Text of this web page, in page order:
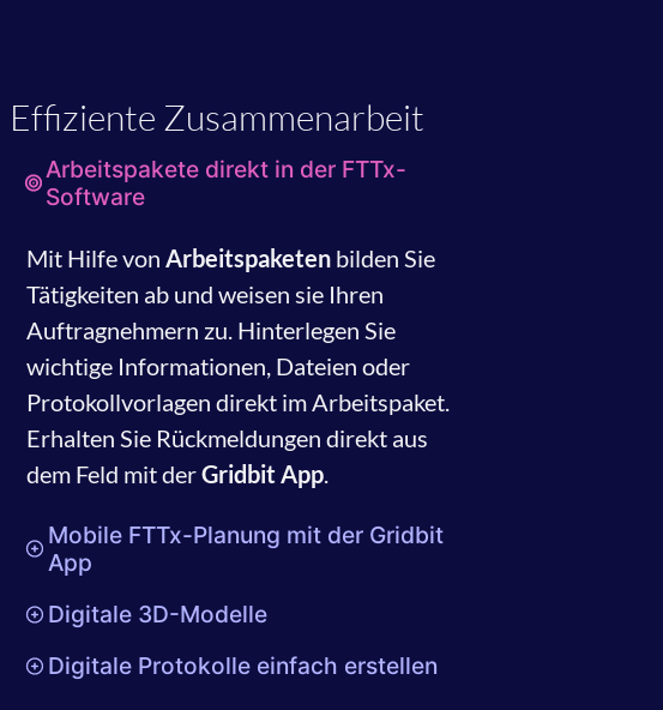
Effiziente Zusammenarbeit
Arbeitspakete direkt in der FTTx-
Software
Mit Hilfe vonArbeitspaketen bilden Sie
Tätigkeiten ab und weisen sie Ihren
Auftragnehmern zu. Hinterlegen Sie
wichtige Informationen, Dateien oder
Protokollvorlagen direkt im Arbeitspaket.
Erhalten Sie Rückmeldungen direkt aus
dem Feld mit derGridbit App.
Mobile FTTx-Planung mit der Gridbit
App
Digitale 3D-Modelle
Digitale Protokolle einfach erstellen